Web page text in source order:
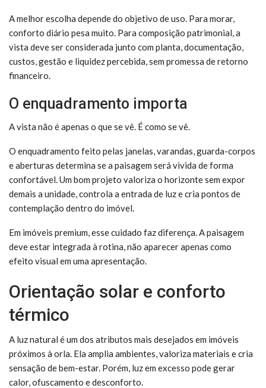
A melhor escolha depende do objetivo de uso. Para morar,
conforto diário pesa muito. Para composição patrimonial, a
vista deve ser considerada junto com planta, documentação,
custos, gestão e liquidez percebida, sem promessa de retorno
financeiro.
O enquadramento importa
A vista não é apenas o que se vê. É como se vê.
O enquadramento feito pelas janelas, varandas, guarda-corpos
e aberturas determina se a paisagem será vivida de forma
confortável. Um bom projeto valoriza o horizonte sem expor
demais a unidade, controla a entrada de luz e cria pontos de
contemplação dentro do imóvel.
Em imóveis premium, esse cuidado faz diferença. A paisagem
deve estar integrada à rotina, não aparecer apenas como
efeito visual em uma apresentação.
Orientação solar e conforto
térmico
A luz natural é um dos atributos mais desejados em imóveis
próximos à orla. Ela amplia ambientes, valoriza materiais e cria
sensação de bem-estar. Porém, luz em excesso pode gerar
calor, ofuscamento e desconforto.